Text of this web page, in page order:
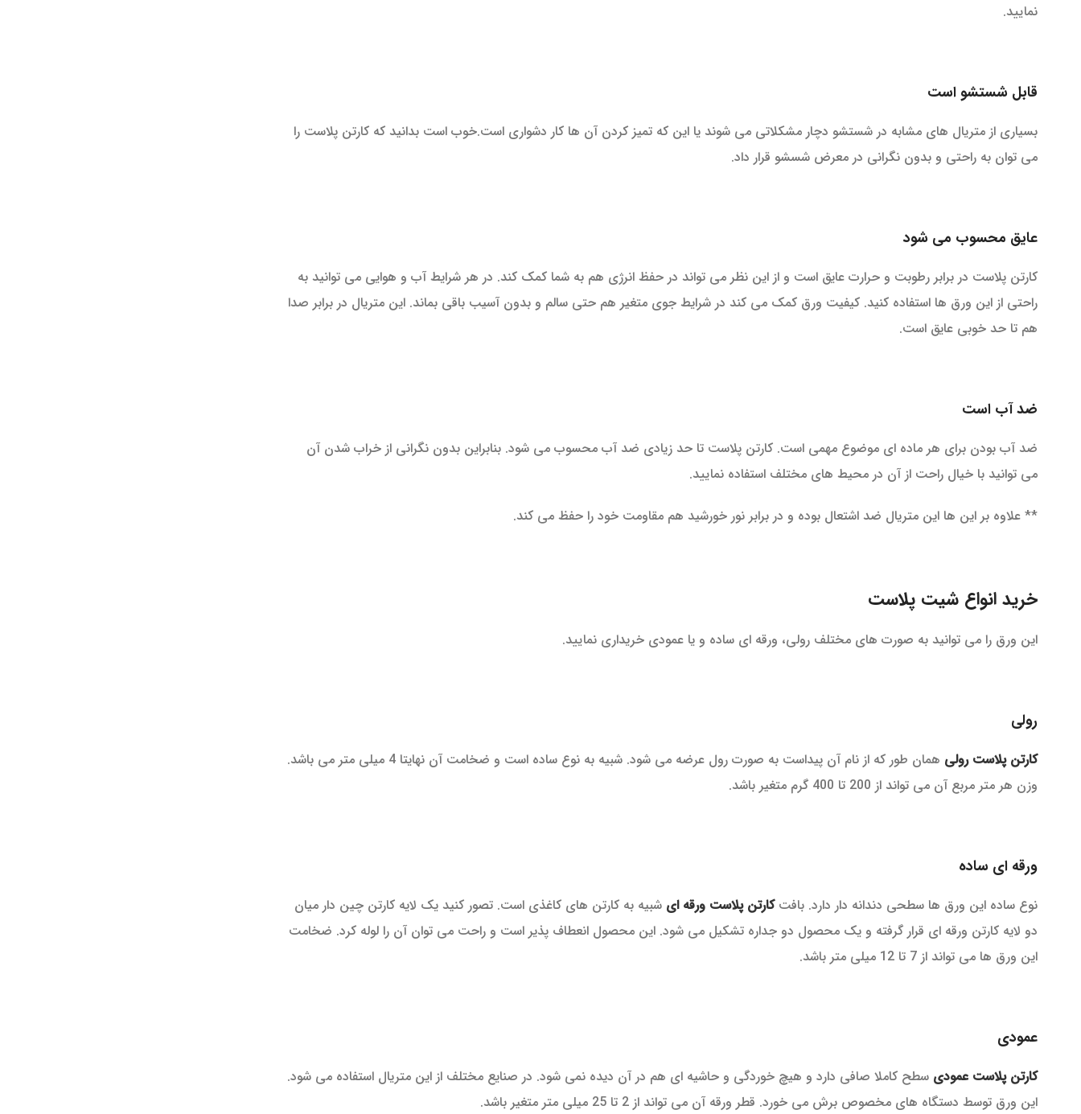
نمایید.
قابل شستشو است
بسیاری از متریال های مشابه در شستشو دچار مشکلاتی می شوند یا این که تمیز کردن آن ها کار دشواری است.خوب است بدانید که کارتن پلاست را
می توان به راحتی و بدون نگرانی در معرض شسشو قرار داد.
عایق محسوب می شود
کارتن پلاست در برابر رطوبت و حرارت عایق است و از این نظر می تواند در حفظ انرژی هم به شما کمک کند. در هر شرایط آب و هوایی می توانید به
راحتی از این ورق ها استفاده کنید. کیفیت ورق کمک می کند در شرایط جوی متغیر هم حتی سالم و بدون آسیب باقی بماند. این متریال در برابر صدا
هم تا حد خوبی عایق است.
ضد آب است
ضد آب بودن برای هر ماده ای موضوع مهمی است. کارتن پلاست تا حد زیادی ضد آب محسوب می شود. بنابراین بدون نگرانی از خراب شدن آن
می توانید با خیال راحت از آن در محیط های مختلف استفاده نمایید.
** علاوه بر این ها این متریال ضد اشتعال بوده و در برابر نور خورشید هم مقاومت خود را حفظ می کند.
خرید انواع شیت پلاست
این ورق را می توانید به صورت های مختلف رولی، ورقه ای ساده و یا عمودی خریداری نمایید.
رولی
کارتن پلاست رولی
همان طور که از نام آن پیداست به صورت رول عرضه می شود. شبیه به نوع ساده است و ضخامت آن نهایتا 4 میلی متر می باشد.
وزن هر متر مربع آن می تواند از 200 تا 400 گرم متغیر باشد.
ورقه ای ساده
نوع ساده این ورق ها سطحی دندانه دار دارد. بافتکارتن پلاست ورقه ای شبیه به کارتن های کاغذی است. تصور کنید یک لایه کارتن چین دار میان
دو لایه کارتن ورقه ای قرار گرفته و یک محصول دو جداره تشکیل می شود. این محصول انعطاف پذیر است و راحت می توان آن را لوله کرد. ضخامت
این ورق ها می تواند از 7 تا 12 میلی متر باشد.
عمودی
کارتن پلاست عمودی سطح کاملا صافی دارد و هیچ خوردگی و حاشیه ای هم در آن دیده نمی شود. در صنایع مختلف از این متریال استفاده می شود.
این ورق توسط دستگاه های مخصوص برش می خورد. قطر ورقه آن می تواند از 2 تا 25 میلی متر متغیر باشد.